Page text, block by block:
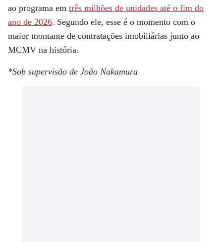
ao programa em três milhões de unidades até o fim do
ano de 2026. Segundo ele, esse é o momento com o
maior montante de contratações imobiliárias junto ao
MCMV na história.
*Sob supervisão de João Nakamura